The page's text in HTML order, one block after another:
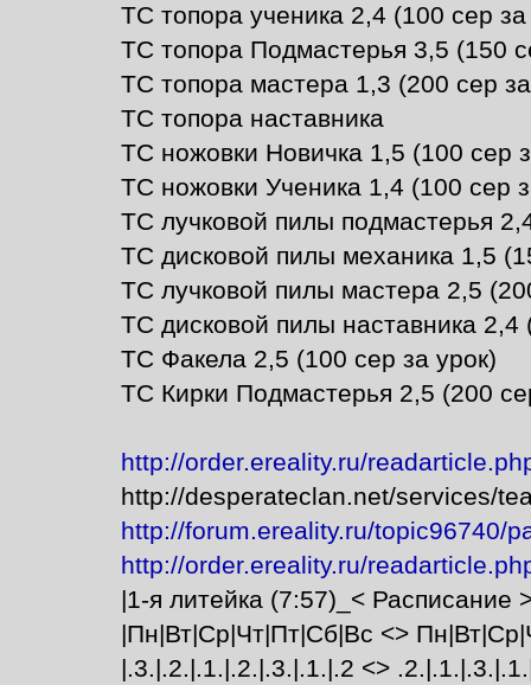
ТС топора ученика 2,4 (100 сер за
ТС топора Подмастерья 3,5 (150
ТС топора мастера 1,3 (200 сер
ТС топора наставника
ТС ножовки Новичка 1,5 (100 сер
ТС ножовки Ученика 1,4 (100 сер
ТС лучковой пилы подмастерья
ТС дисковой пилы механика 1,5
ТС лучковой пилы мастера 2,5
ТС дисковой пилы наставника 2,4
ТС Факела 2,5 (100 сер за урок)
ТС Кирки Подмастерья 2,5 (200
http://order.ereality.ru/
http://desperateclan.net/services/
http://forum.ereality.ru/topic96740/
http://order.ereality.ru/
|1-я литейка (7:57)_< Расписание
|Пн|Вт|Ср|Чт|Пт|Сб|Вс <>
|.3.|.2.|.1.|.2.|.3.|.1.|.2 <>